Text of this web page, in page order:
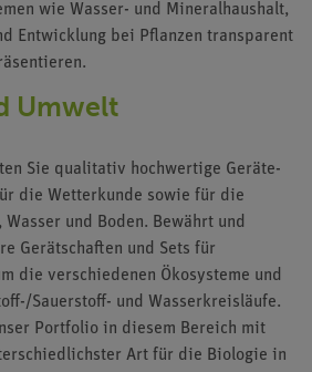
wie Wasser- und Mineralhaushalt,
Entwicklung bei Pflanzen transparent
Umwelt
Sie qualitativ hochwertige Geräte-
die Wetterkunde sowie für die
und Boden. Bewährt und
Gerätschaften und Sets für
die verschiedenen Ökosysteme und
Sauerstoff- und Wasserkreisläufe.
Portfolio in diesem Bereich mit
Art für die Biologie in